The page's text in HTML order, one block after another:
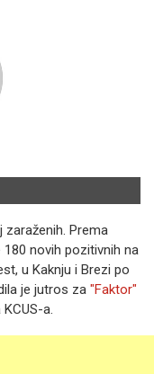
zaraženih. Prema
180 novih pozitivnih na
u Kaknju i Brezi po
je jutros za "Faktor"
a.